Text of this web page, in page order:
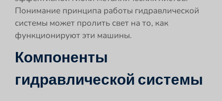
Понимание принципа работы гидравлической
системы может пролить свет на то, как
функционируют эти машины.
Компоненты
гидравлической системы